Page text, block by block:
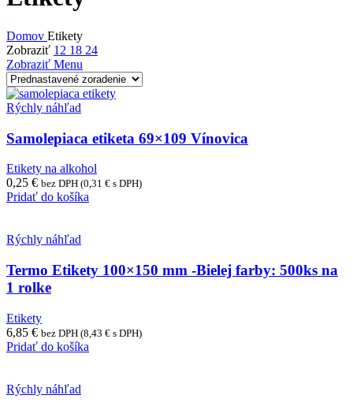
Domov Etikety
Zobraziť 12 18 24
Zobraziť Menu
Rýchly náhľad
Samolepiaca etiketa 69×109 Vínovica
Etikety na alkohol
0,25 € bez DPH (0,31 € s DPH)
Pridať do košíka
Rýchly náhľad
Termo Etikety 100×150 mm -Bielej farby: 500ks na
1 rolke
Etikety
6,85 € bez DPH (8,43 € s DPH)
Pridať do košíka
Rýchly náhľad